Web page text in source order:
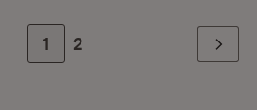
Zur Seite
1 Zur letzten Seite
2 Weiter